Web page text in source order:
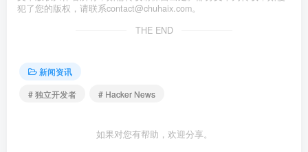
犯了您的版权，请联系contact@chuhaix.com。
THE END
新闻资讯
# 独立开发者
# Hacker News
如果对您有帮助，欢迎分享。